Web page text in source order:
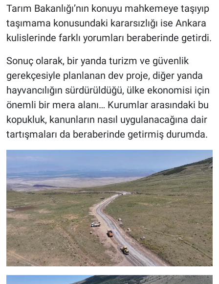
Tarım Bakanlığı’nın konuyu mahkemeye taşıyıp
taşımama konusundaki kararsızlığı ise Ankara
kulislerinde farklı yorumları beraberinde getirdi.
Sonuç olarak, bir yanda turizm ve güvenlik
gerekçesiyle planlanan dev proje, diğer yanda
hayvancılığın sürdürüldüğü, ülke ekonomisi için
önemli bir mera alanı… Kurumlar arasındaki bu
kopukluk, kanunların nasıl uygulanacağına dair
tartışmaları da beraberinde getirmiş durumda.